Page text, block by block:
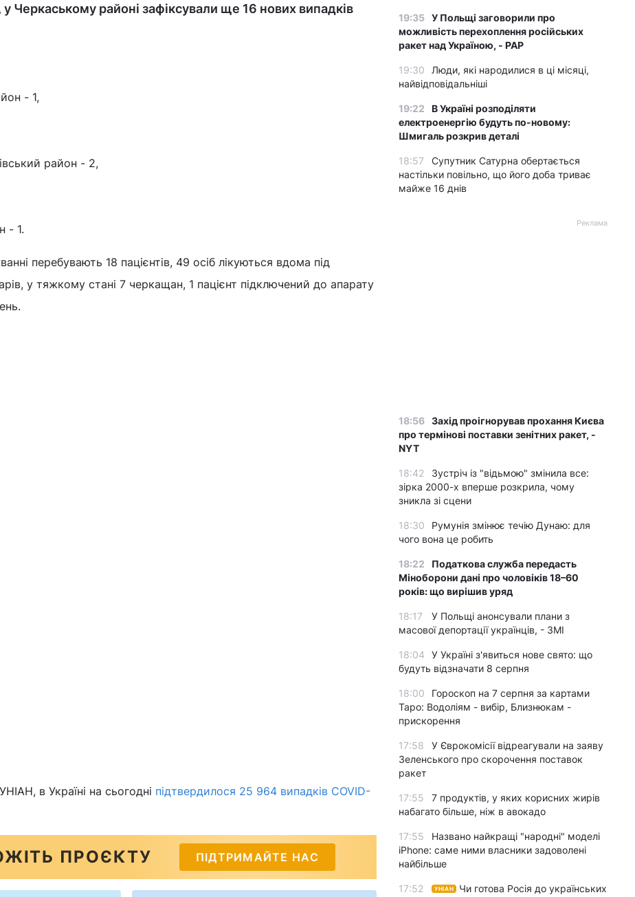
Черкаському районі зафіксували ще 16 нових випадків
- 1,
район - 2,
- 1.
перебувають 18 пацієнтів, 49 осіб лікуються вдома під
у тяжкому стані 7 черкащан, 1 пацієнт підключений до апарату
в Україні на сьогодні підтвердилося 25 964 випадків COVID-
ПРОЄКТУ ПІДТРИМАЙТЕ НАС
19:35 У Польщі заговорили про
можливість перехоплення російських
ракет над Україною, - PAP
19:30
Люди, які народилися в ці місяці,
найвідповідальніші
19:22
В Україні розподіляти
електроенергію будуть по-новому:
Шмигаль розкрив деталі
18:57
Супутник Сатурна обертається
настільки повільно, що його доба триває
майже 16 днів
Реклама
18:56 Захід проігнорував прохання Києва
про термінові поставки зенітних ракет, -
NYT
18:42
Зустріч із "відьмою" змінила все:
зірка 2000-х вперше розкрила, чому
зникла зі сцени
18:30
Румунія змінює течію Дунаю: для
чого вона це робить
18:22
Податкова служба передасть
Міноборони дані про чоловіків 18–60
років: що вирішив уряд
18:17
У Польщі анонсували плани з
масової депортації українців, - ЗМІ
18:04
У Україні з'явиться нове свято: що
будуть відзначати 8 серпня
18:00
Гороскоп на 7 серпня за картами
Таро: Водоліям - вибір, Близнюкам -
прискорення
17:58
У Єврокомісії відреагували на заяву
Зеленського про скорочення поставок
ракет
17:55
7 продуктів, у яких корисних жирів
набагато більше, ніж в авокадо
17:55
Названо найкращі "народні" моделі
iPhone: саме ними власники задоволені
найбільше
17:52 УНІАН
Чи готова Росія до українських